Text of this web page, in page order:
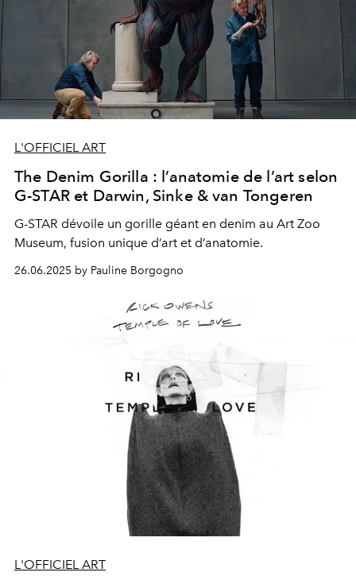
L'OFFICIEL ART
The Denim Gorilla : l’anatomie de l’art selon
G-STAR et Darwin, Sinke & van Tongeren
G-STAR dévoile un gorille géant en denim au Art Zoo
Museum, fusion unique d’art et d’anatomie.
26.06.2025 by Pauline Borgogno
L'OFFICIEL ART